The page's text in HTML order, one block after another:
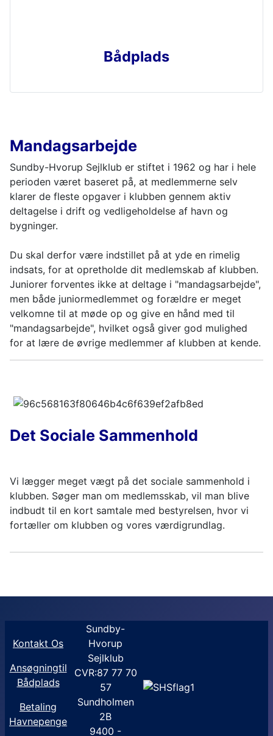
Bådplads
Mandagsarbejde
Sundby-Hvorup Sejlklub er stiftet i 1962 og har i hele
perioden været baseret på, at medlemmerne selv
klarer de fleste opgaver i klubben gennem aktiv
deltagelse i drift og vedligeholdelse af havn og
bygninger.
Du skal derfor være indstillet på at yde en rimelig
indsats, for at opretholde dit medlemskab af klubben.
Juniorer forventes ikke at deltage i "mandagsarbejde",
men både juniormedlemmet og forældre er meget
velkomne til at møde op og give en hånd med til
"mandagsarbejde", hvilket også giver god mulighed
for at lære de øvrige medlemmer af klubben at kende.
Det Sociale Sammenhold
Vi lægger meget vægt på det sociale sammenhold i
klubben. Søger man om medlemsskab, vil man blive
indbudt til en kort samtale med bestyrelsen, hvor vi
fortæller om klubben og vores værdigrundlag.
Kontakt Os
Ansøgningtil
Bådplads
Betaling
Havnepenge
Sundby-
Hvorup
Sejlklub
CVR:87 77 70
57
Sundholmen
2B
9400 -